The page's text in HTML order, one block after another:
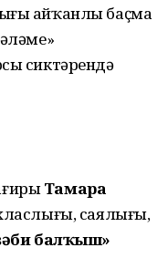
айҡанлы баҫма
сиктәрендә
Тамара
саялығы,
балҡыш»